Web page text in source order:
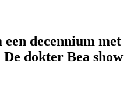
decennium met
dokter Bea show